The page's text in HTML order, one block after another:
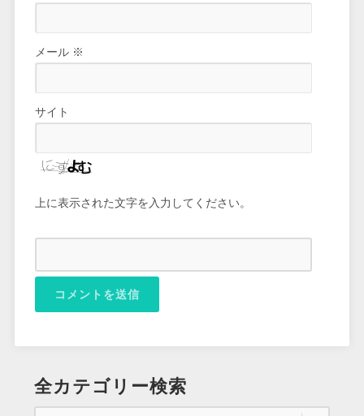
メール ※
サイト
上に表示された文字を入力してください。
全カテゴリー検索